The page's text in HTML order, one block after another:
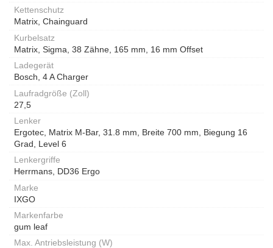
Kettenschutz
Matrix, Chainguard
Kurbelsatz
Matrix, Sigma, 38 Zähne, 165 mm, 16 mm Offset
Ladegerät
Bosch, 4 A Charger
Laufradgröße (Zoll)
27,5
Lenker
Ergotec, Matrix M-Bar, 31.8 mm, Breite 700 mm, Biegung 16
Grad, Level 6
Lenkergriffe
Herrmans, DD36 Ergo
Marke
IXGO
Markenfarbe
gum leaf
Max. Antriebsleistung (W)